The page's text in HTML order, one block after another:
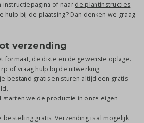
instructiepagina of naar de plantinstructies
hulp bij de plaatsing? Dan denken we graag
verzending
formaat, de dikte en de gewenste oplage.
of vraag hulp bij de uitwerking.
bestand gratis en sturen altijd een gratis
starten we de productie in onze eigen
bestelling gratis. Verzending is al mogelijk